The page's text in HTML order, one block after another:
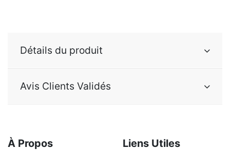
Détails du produit
Avis Clients Validés
À Propos Liens Utiles